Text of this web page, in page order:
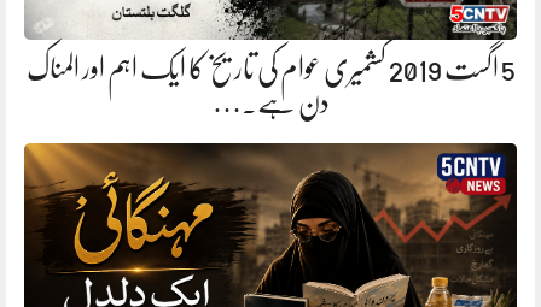
5 اگست 2019 کشمیری عوام کی تاریخ کا ایک اہم اور المناک
دن ہے.…